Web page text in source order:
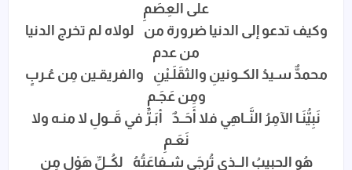
على العِصَمِ
وكيف تدعو إلى الدنيا ضرورة من لولاه لم تخرج الدنيا
من عدم
محمدٌّ سـيدُ الكــونينِ والثقَلَـيْنِ والفريقـين مِن عُـربٍ
ومِن عَجَـمِ
نَبِيُّنَـا الآمِرُ النَّــاهِي فلا أَحَــدٌ أبَـرُّ في قَــولِ لا منـه ولا
نَعَـمِ
هُو الحبيبُ الــذي تُرجَى شـفاعَتُهُ لكُــلِّ هَوْلٍ مِن